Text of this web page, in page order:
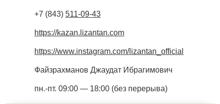
+7 (843) 511-09-43
https://kazan.lizantan.com
https://www.instagram.com/lizantan_official
Файзрахманов Джаудат Ибрагимович
пн.-пт. 09:00 — 18:00 (без перерыва)